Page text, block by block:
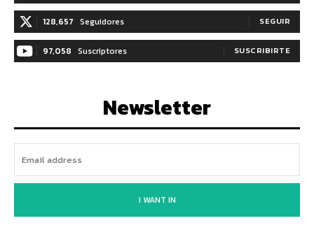
128,657 Seguidores SEGUIR
97,058 Suscriptores SUSCRIBIRTE
Newsletter
I WANT IN